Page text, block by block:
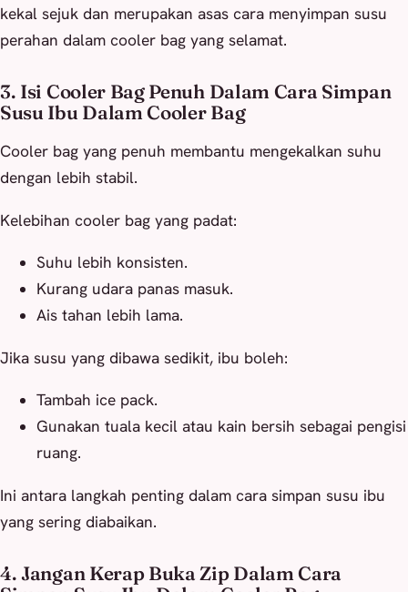
kekal sejuk dan merupakan asas cara menyimpan susu
perahan dalam cooler bag yang selamat.
3. Isi Cooler Bag Penuh Dalam Cara Simpan
Susu Ibu Dalam Cooler Bag
Cooler bag yang penuh membantu mengekalkan suhu
dengan lebih stabil.
Kelebihan cooler bag yang padat:
Suhu lebih konsisten.
Kurang udara panas masuk.
Ais tahan lebih lama.
Jika susu yang dibawa sedikit, ibu boleh:
Tambah ice pack.
Gunakan tuala kecil atau kain bersih sebagai pengisi
ruang.
Ini antara langkah penting dalam cara simpan susu ibu
yang sering diabaikan.
4. Jangan Kerap Buka Zip Dalam Cara